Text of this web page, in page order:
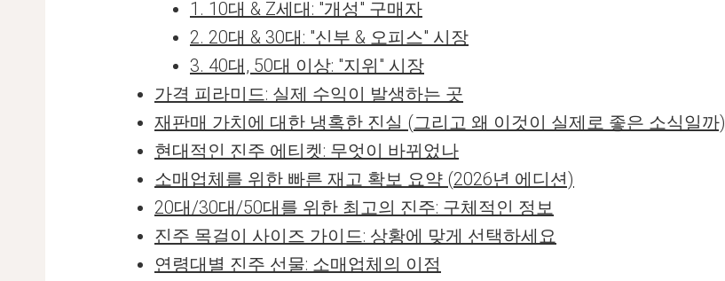
1. 10대 & Z세대: "개성" 구매자
2. 20대 & 30대: "신부 & 오피스" 시장
3. 40대, 50대 이상: "지위" 시장
가격 피라미드: 실제 수익이 발생하는 곳
재판매 가치에 대한 냉혹한 진실 (그리고 왜 이것이 실제로 좋은 소식일까)
현대적인 진주 에티켓: 무엇이 바뀌었나
소매업체를 위한 빠른 재고 확보 요약 (2026년 에디션)
20대/30대/50대를 위한 최고의 진주: 구체적인 정보
진주 목걸이 사이즈 가이드: 상황에 맞게 선택하세요
연령대별 진주 선물: 소매업체의 이점